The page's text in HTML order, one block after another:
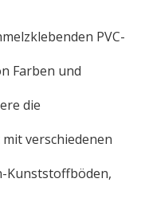
PVC-
Farben und
die
verschiedenen
Kunststoffböden,